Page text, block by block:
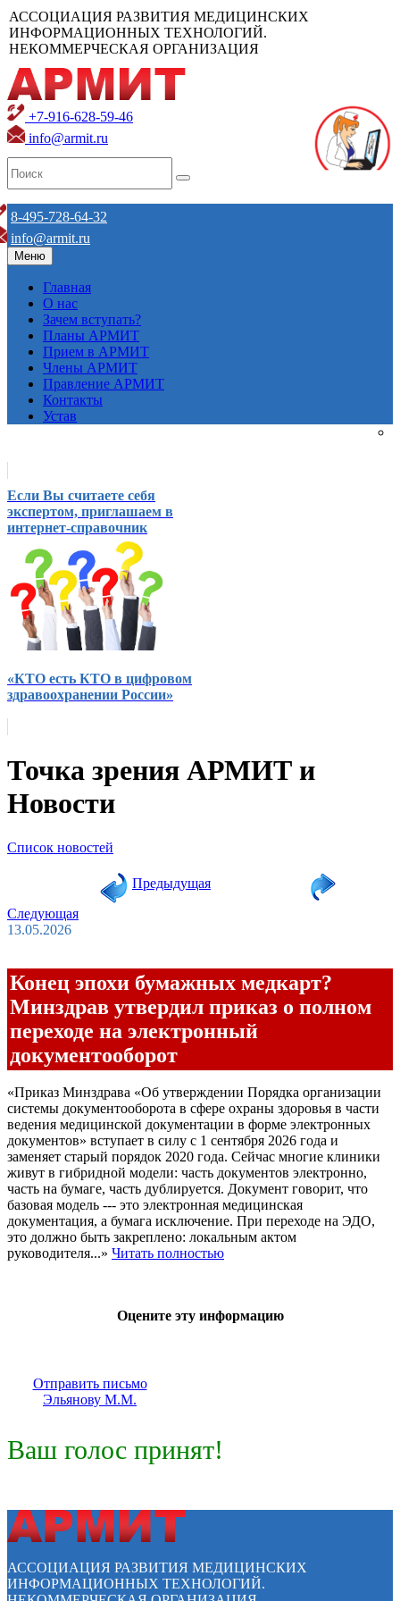
АССОЦИАЦИЯ РАЗВИТИЯ МЕДИЦИНСКИХ
ИНФОРМАЦИОННЫХ ТЕХНОЛОГИЙ.
НЕКОММЕРЧЕСКАЯ ОРГАНИЗАЦИЯ
+7-916-628-59-46
info@armit.ru
8-495-728-64-32
info@armit.ru
Меню
Главная
О нас
Зачем вступать?
Планы АРМИТ
Прием в АРМИТ
Члены АРМИТ
Правление АРМИТ
Контакты
Устав
Если Вы считаете себя
экспертом, приглашаем в
интернет-справочник
«КТО есть КТО в цифровом
здравоохранении России»
Точка зрения АРМИТ и
Новости
Список новостей
Предыдущая
Следующая
13.05.2026
Конец эпохи бумажных медкарт?
Минздрав утвердил приказ о полном
переходе на электронный
документооборот
«Приказ Минздрава «Об утверждении Порядка организации
системы документооборота в сфере охраны здоровья в части
ведения медицинской документации в форме электронных
документов» вступает в силу с 1 сентября 2026 года и
заменяет старый порядок 2020 года. Сейчас многие клиники
живут в гибридной модели: часть документов электронно,
часть на бумаге, часть дублируется. Документ говорит, что
базовая модель --- это электронная медицинская
документация, а бумага исключение. При переходе на ЭДО,
это должно быть закреплено: локальным актом
руководителя...» Читать полностью
Оцените эту информацию
Отправить письмо
Эльянову М.М.
Ваш голос принят!
АССОЦИАЦИЯ РАЗВИТИЯ МЕДИЦИНСКИХ
ИНФОРМАЦИОННЫХ ТЕХНОЛОГИЙ.